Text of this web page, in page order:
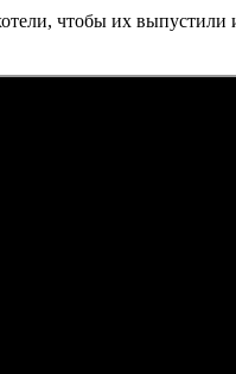
чтобы их